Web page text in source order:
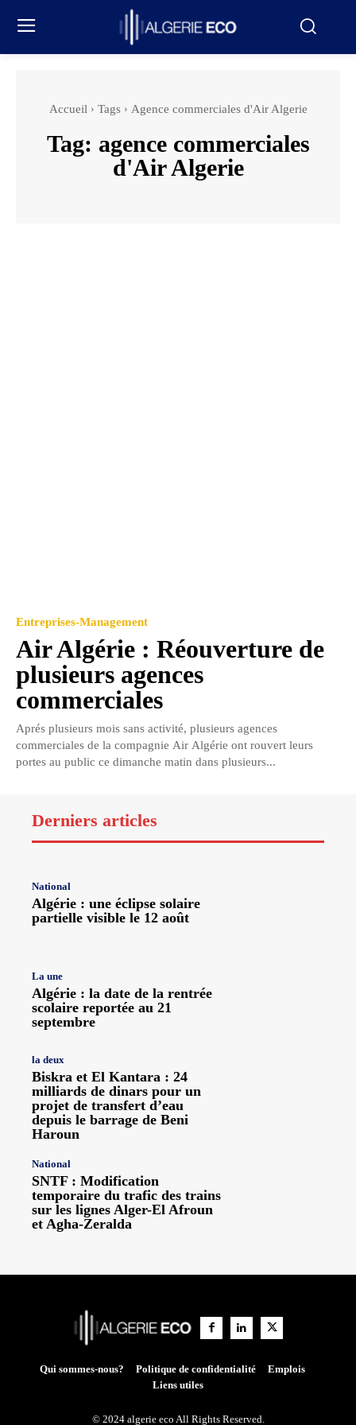
Accueil Tags Agence commerciales d'Air Algerie
Tag: agence commerciales
d'Air Algerie
Entreprises-Management
Air Algérie : Réouverture de
plusieurs agences
commerciales
Aprés plusieurs mois sans activité, plusieurs agences
commerciales de la compagnie Air Algérie ont rouvert leurs
portes au public ce dimanche matin dans plusieurs...
Derniers articles
National
Algérie : une éclipse solaire
partielle visible le 12 août
La une
Algérie : la date de la rentrée
scolaire reportée au 21
septembre
la deux
Biskra et El Kantara : 24
milliards de dinars pour un
projet de transfert d’eau
depuis le barrage de Beni
Haroun
National
SNTF : Modification
temporaire du trafic des trains
sur les lignes Alger-El Afroun
et Agha-Zeralda
Qui sommes-nous? Politique de confidentialité
Emplois
Liens utiles
© 2024 algerie eco All Rights Reserved.